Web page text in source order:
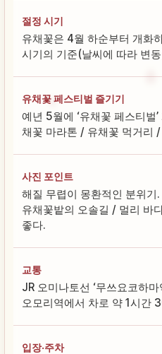
절정 시기
유채꽃은 4월 하순부터 개화
시기의 기준(날씨에 따라 변
유채꽃 페스티벌 즐기기
예년 5월에 ‘유채꽃 페스티벌
채꽃 마라톤 / 유채꽃 먹거리
사진 포인트
해질 무렵이 몽환적인 분위
유채꽃밭의 오솔길 / 멀리 바
좋다.
교통
JR 오미나토선 ‘무쓰요코하
오모리역에서 차로 약 1시간
입장·주차